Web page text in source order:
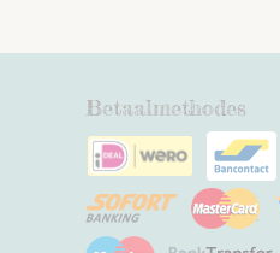
Betaalmethodes